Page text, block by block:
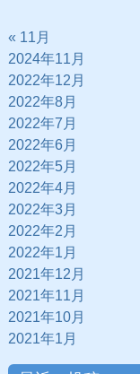
« 11月
2024年11月
2022年12月
2022年8月
2022年7月
2022年6月
2022年5月
2022年4月
2022年3月
2022年2月
2022年1月
2021年12月
2021年11月
2021年10月
2021年1月